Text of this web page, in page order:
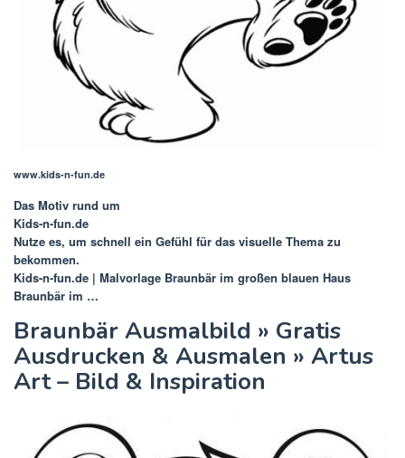
www.kids-n-fun.de
Das Motiv rund um
Kids-n-fun.de
Nutze es, um schnell ein Gefühl für das visuelle Thema zu
bekommen.
Kids-n-fun.de | Malvorlage Braunbär im großen blauen Haus
Braunbär im …
Braunbär Ausmalbild » Gratis
Ausdrucken & Ausmalen » Artus
Art – Bild & Inspiration